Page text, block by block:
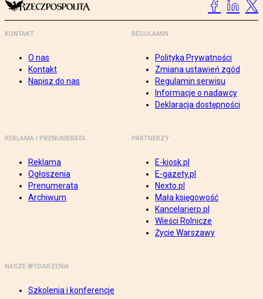
KONTAKT
O nas
Kontakt
Napisz do nas
REGULAMIN
Polityka Prywatności
Zmiana ustawień zgód
Regulamin serwisu
Informacje o nadawcy
Deklaracja dostępności
REKLAMA I PRENUMERATA
Reklama
Ogłoszenia
Prenumerata
Archiwum
PARTNERZY
E-kiosk.pl
E-gazety.pl
Nexto.pl
Mała księgowość
Kancelarierp.pl
Wieści Rolnicze
Życie Warszawy
NASZE WYDARZENIA
Szkolenia i konferencje